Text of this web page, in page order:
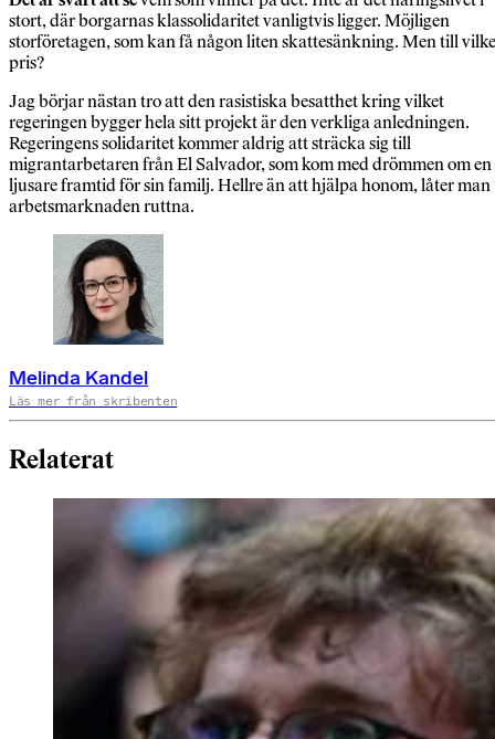
stort, där borgarnas klassolidaritet vanligtvis ligger. Möjligen
storföretagen, som kan få någon liten skattesänkning. Men till
pris?
Jag börjar nästan tro att den rasistiska besatthet kring vilket
regeringen bygger hela sitt projekt är den verkliga anledningen.
Regeringens solidaritet kommer aldrig att sträcka sig till
migrantarbetaren från El Salvador, som kom med drömmen om en
ljusare framtid för sin familj. Hellre än att hjälpa honom, låter man
arbetsmarknaden ruttna.
Melinda Kandel
Läs mer från skribenten
Relaterat